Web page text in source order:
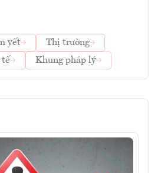
yết
Thị trường
tế Khung pháp lý